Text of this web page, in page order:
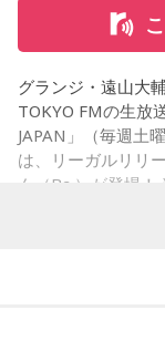
て、そこから自分
音楽体験とすごく
「あ、自分もバン
ワクワク感のよう
ちゃうみたいな、
ます。歌詞は自分
ど、音像がかなり
いくような“若さ”
山下：そのなかで
だけど、みんなで
松尾：うれしいで
パーソナリティの
グランジ・遠山大
TOKYO FMの生放
JAPAN」（毎週土
は、リーガルリリ
ん（Ba.）が登場